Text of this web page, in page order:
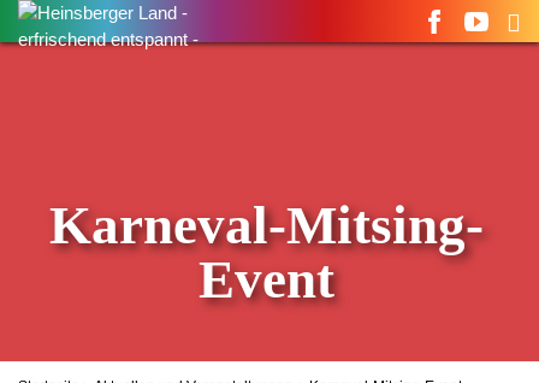
Suchen
nach:
Karneval-Mitsing-
Event